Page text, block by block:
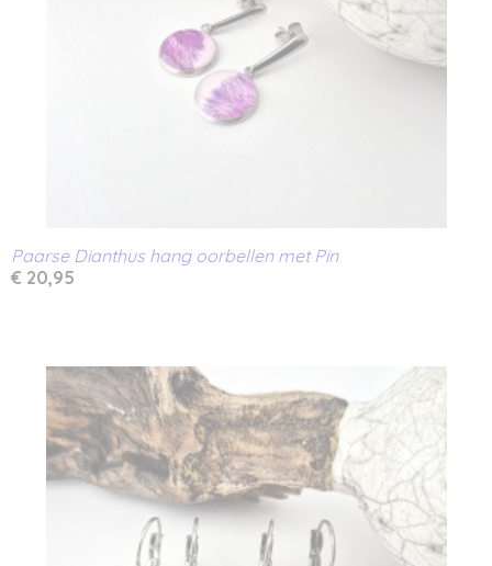
Paarse Dianthus hang oorbellen met Pin
€ 20,95